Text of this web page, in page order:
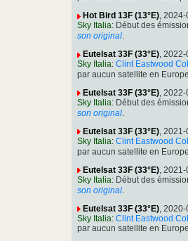
Hot Bird 13F (13°E), 2024-
Sky Italia: Début des
son original.
Eutelsat 33F (33°E), 2022-
Sky Italia: Clint Eastwood
par aucun satellite en
Eutelsat 33F (33°E), 2022-
Sky Italia: Début des
son original.
Eutelsat 33F (33°E),
Sky Italia: Clint Eastwood
par aucun satellite en Europe.
Eutelsat 33F (33°E) ,
Sky Italia: Début des
son original
Eutelsat 33F (33°E) ,
Sky Italia: Clint Eastwood
par aucun satellite en